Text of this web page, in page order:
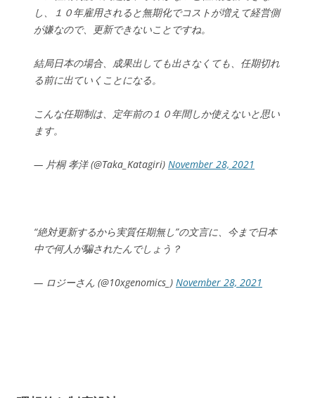
し、１０年雇用されると無期化でコストが増えて経営側
が嫌なので、更新できないことですね。
結局日本の場合、成果出しても出さなくても、任期切れ
る前に出ていくことになる。
こんな任期制は、定年前の１０年間しか使えないと思い
ます。
— 片桐 孝洋 (@Taka_Katagiri) November 28, 2021
“絶対更新するから実質任期無し”の文言に、今まで日本
中で何人が騙されたんでしょう？
— ロジーさん (@10xgenomics_) November 28, 2021